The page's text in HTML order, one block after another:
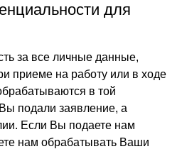
для
за все личные данные,
приеме на работу или в ходе
в той
подали заявление, а
Если Вы подаете нам
нам обрабатывать Ваши